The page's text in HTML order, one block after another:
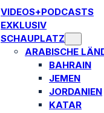
VIDEOS+PODCASTS
EXKLUSIV
SCHAUPLATZ
ARABISCHE
BAHRAIN
JEMEN
JORDANIEN
KATAR